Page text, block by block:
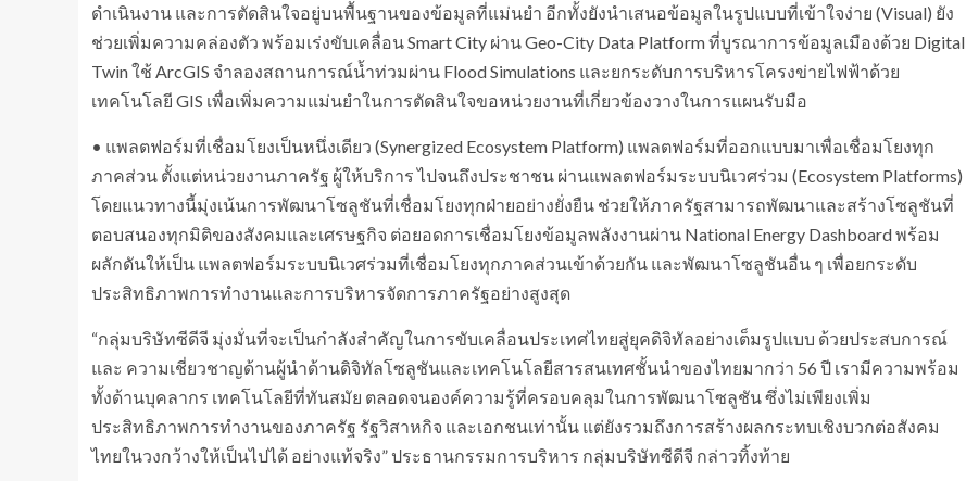
ดำเนินงาน และการตัดสินใจอยู่บนพื้นฐานของข้อมูลที่แม่นยำ อีกทั้งยังนำเสนอข้อมูลในรูปแบบที่เข้าใจง่าย (Visual) ยัง
ช่วยเพิ่มความคล่องตัว พร้อมเร่งขับเคลื่อน Smart City ผ่าน Geo-City Data Platform ที่บูรณาการข้อมูลเมืองด้วย Digital
Twin ใช้ ArcGIS จำลองสถานการณ์น้ำท่วมผ่าน Flood Simulations และยกระดับการบริหารโครงข่ายไฟฟ้าด้วย
เทคโนโลยี GIS เพื่อเพิ่มความแม่นยำในการตัดสินใจขอหน่วยงานที่เกี่ยวข้องวางในการแผนรับมือ
• แพลตฟอร์มที่เชื่อมโยงเป็นหนึ่งเดียว (Synergized Ecosystem Platform) แพลตฟอร์มที่ออกแบบมาเพื่อเชื่อมโยงทุก
ภาคส่วน ตั้งแต่หน่วยงานภาครัฐ ผู้ให้บริการ ไปจนถึงประชาชน ผ่านแพลตฟอร์มระบบนิเวศร่วม (Ecosystem Platforms)
โดยแนวทางนี้มุ่งเน้นการพัฒนาโซลูชันที่เชื่อมโยงทุกฝ่ายอย่างยั่งยืน ช่วยให้ภาครัฐสามารถพัฒนาและสร้างโซลูชันที่
ตอบสนองทุกมิติของสังคมและเศรษฐกิจ ต่อยอดการเชื่อมโยงข้อมูลพลังงานผ่าน National Energy Dashboard พร้อม
ผลักดันให้เป็น แพลตฟอร์มระบบนิเวศร่วมที่เชื่อมโยงทุกภาคส่วนเข้าด้วยกัน และพัฒนาโซลูชันอื่น ๆ เพื่อยกระดับ
ประสิทธิภาพการทำงานและการบริหารจัดการภาครัฐอย่างสูงสุด
“กลุ่มบริษัทซีดีจี มุ่งมั่นที่จะเป็นกำลังสำคัญในการขับเคลื่อนประเทศไทยสู่ยุคดิจิทัลอย่างเต็มรูปแบบ ด้วยประสบการณ์
และ ความเชี่ยวชาญด้านผู้นำด้านดิจิทัลโซลูชันและเทคโนโลยีสารสนเทศชั้นนำของไทยมากว่า 56 ปี เรามีความพร้อม
ทั้งด้านบุคลากร เทคโนโลยีที่ทันสมัย ตลอดจนองค์ความรู้ที่ครอบคลุมในการพัฒนาโซลูชัน ซึ่งไม่เพียงเพิ่ม
ประสิทธิภาพการทำงานของภาครัฐ รัฐวิสาหกิจ และเอกชนเท่านั้น แต่ยังรวมถึงการสร้างผลกระทบเชิงบวกต่อสังคม
ไทยในวงกว้างให้เป็นไปได้ อย่างแท้จริง” ประธานกรรมการบริหาร กลุ่มบริษัทซีดีจี กล่าวทิ้งท้าย